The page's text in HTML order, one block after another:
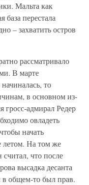
Мальта как
база перестала
– захватить остров
рассматривало
В марте
то
в основном из-
гросс-адмирал Редер
овладеть
начать
летом. На том же
что после
высадка десанта
в общем-то был прав.